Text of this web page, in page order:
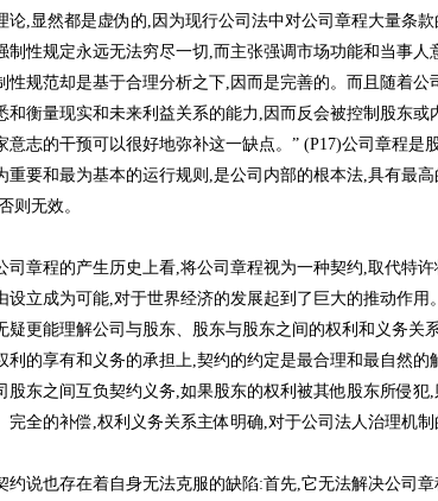
论,显然都是虚伪的,因为现行公司法中对公司章程大量条
制性规定永远无法穷尽一切,而主张强调市场功能和当事
性规范却是基于合理分析之下,因而是完善的。而且随着
和衡量现实和未来利益关系的能力,因而反会被控制股东
意志的干预可以很好地弥补这一缺点。” (P17)公司章程是
重要和最为基本的运行规则,是公司内部的根本法,具有最
则无效。
司章程的产生历史上看,将公司章程视为一种契约,取代特
设立成为可能,对于世界经济的发展起到了巨大的推动作
疑更能理解公司与股东、股东与股东之间的权利和义务关
利的享有和义务的承担上,契约的约定是最合理和最自然的
股东之间互负契约义务,如果股东的权利被其他股东所侵
完全的补偿,权利义务关系主体明确,对于公司法人治理机
约说也存在着自身无法克服的缺陷:首先,它无法解决公司